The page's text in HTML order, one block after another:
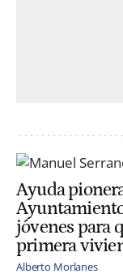
Ayuda
jóvenes para
primera
Alberto Morlanes